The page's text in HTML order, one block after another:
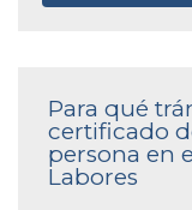
Para qué
certificado
persona en
Labores